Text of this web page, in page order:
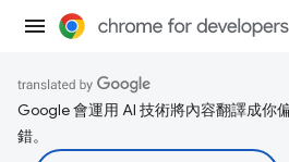
Google 會運用 AI 技術將內容翻譯成你
錯。